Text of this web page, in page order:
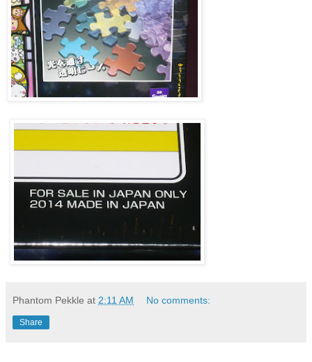
Phantom Pekkle at 2:11 AM No comments:
Share